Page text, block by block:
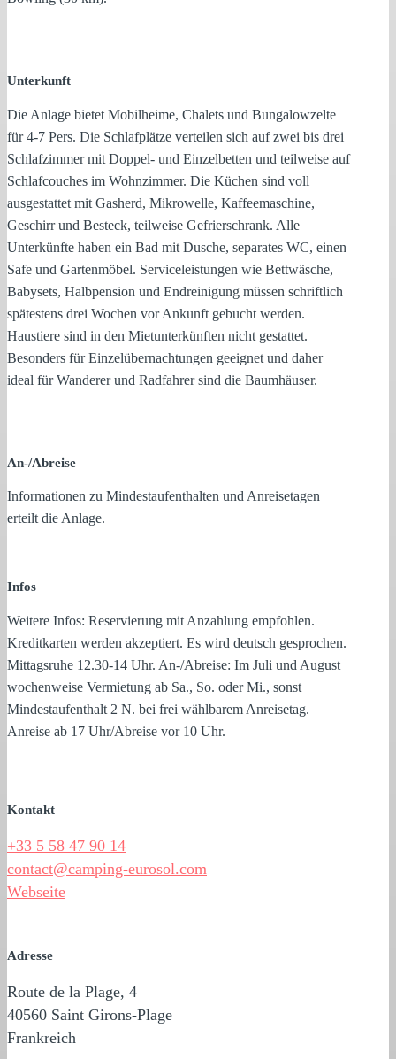
Unterkunft
Die Anlage bietet Mobilheime, Chalets und Bungalowzelte
für 4-7 Pers. Die Schlafplätze verteilen sich auf zwei bis drei
Schlafzimmer mit Doppel- und Einzelbetten und teilweise auf
Schlafcouches im Wohnzimmer. Die Küchen sind voll
ausgestattet mit Gasherd, Mikrowelle, Kaffeemaschine,
Geschirr und Besteck, teilweise Gefrierschrank. Alle
Unterkünfte haben ein Bad mit Dusche, separates WC, einen
Safe und Gartenmöbel. Serviceleistungen wie Bettwäsche,
Babysets, Halbpension und Endreinigung müssen schriftlich
spätestens drei Wochen vor Ankunft gebucht werden.
Haustiere sind in den Mietunterkünften nicht gestattet.
Besonders für Einzelübernachtungen geeignet und daher
ideal für Wanderer und Radfahrer sind die Baumhäuser.
An-/Abreise
Informationen zu Mindestaufenthalten und Anreisetagen
erteilt die Anlage.
Infos
Weitere Infos: Reservierung mit Anzahlung empfohlen.
Kreditkarten werden akzeptiert. Es wird deutsch gesprochen.
Mittagsruhe 12.30-14 Uhr. An-/Abreise: Im Juli und August
wochenweise Vermietung ab Sa., So. oder Mi., sonst
Mindestaufenthalt 2 N. bei frei wählbarem Anreisetag.
Anreise ab 17 Uhr/Abreise vor 10 Uhr.
Kontakt
+33 5 58 47 90 14
contact@camping-eurosol.com
Webseite
Adresse
Route de la Plage, 4
40560 Saint Girons-Plage
Frankreich